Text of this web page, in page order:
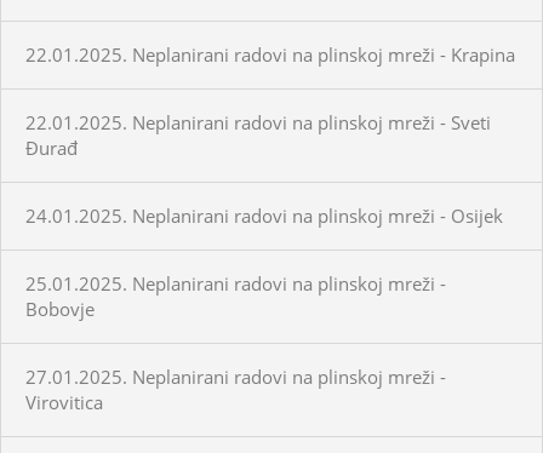
22.01.2025. Neplanirani radovi na plinskoj mreži - Krapina
22.01.2025. Neplanirani radovi na plinskoj mreži - Sveti
Đurađ
24.01.2025. Neplanirani radovi na plinskoj mreži - Osijek
25.01.2025. Neplanirani radovi na plinskoj mreži -
Bobovje
27.01.2025. Neplanirani radovi na plinskoj mreži -
Virovitica